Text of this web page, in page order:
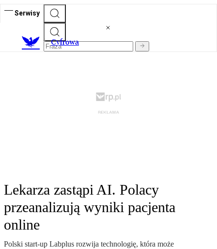
Serwisy
Cyfrowa
Lekarza zastąpi AI. Polacy
przeanalizują wyniki pacjenta
online
Polski start-up Labplus rozwija technologię, która może